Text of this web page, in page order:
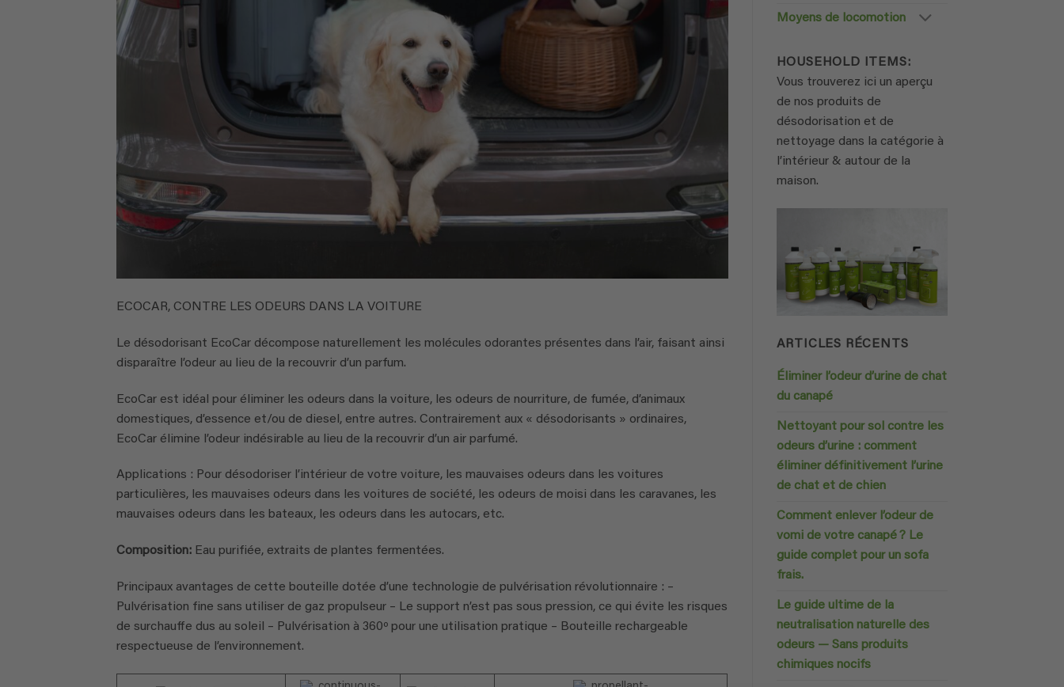
ECOCAR, CONTRE LES ODEURS DANS LA VOITURE
Le désodorisant EcoCar décompose naturellement les molécules odorantes présentes dans l’air, faisant ainsi
disparaître l’odeur au lieu de la recouvrir d’un parfum.
EcoCar est idéal pour éliminer les odeurs dans la voiture, les odeurs de nourriture, de fumée, d’animaux
domestiques, d’essence et/ou de diesel, entre autres. Contrairement aux « désodorisants » ordinaires,
EcoCar élimine l’odeur indésirable au lieu de la recouvrir d’un air parfumé.
Applications : Pour désodoriser l’intérieur de votre voiture, les mauvaises odeurs dans les voitures
particulières, les mauvaises odeurs dans les voitures de société, les odeurs de moisi dans les caravanes, les
mauvaises odeurs dans les bateaux, les odeurs dans les autocars, etc.
Composition: Eau purifiée, extraits de plantes fermentées.
Principaux avantages de cette bouteille dotée d’une technologie de pulvérisation révolutionnaire : –
Pulvérisation fine sans utiliser de gaz propulseur – Le support n’est pas sous pression, ce qui évite les risques
de surchauffe dus au soleil – Pulvérisation à 360º pour une utilisation pratique – Bouteille rechargeable
respectueuse de l’environnement.
Moyens de locomotion
HOUSEHOLD ITEMS:
Vous trouverez ici un aperçu
de nos produits de
désodorisation et de
nettoyage dans la catégorie à
l’intérieur & autour de la
maison.
ARTICLES RÉCENTS
Éliminer l’odeur d’urine de chat
du canapé
Nettoyant pour sol contre les
odeurs d’urine : comment
éliminer définitivement l’urine
de chat et de chien
Comment enlever l’odeur de
vomi de votre canapé ? Le
guide complet pour un sofa
frais.
Le guide ultime de la
neutralisation naturelle des
odeurs — Sans produits
chimiques nocifs